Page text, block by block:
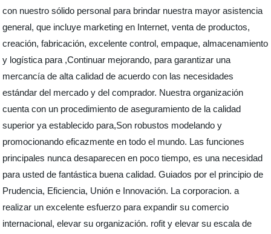
con nuestro sólido personal para brindar nuestra mayor asistencia
general, que incluye marketing en Internet, venta de productos,
creación, fabricación, excelente control, empaque, almacenamiento
y logística para ,Continuar mejorando, para garantizar una
mercancía de alta calidad de acuerdo con las necesidades
estándar del mercado y del comprador. Nuestra organización
cuenta con un procedimiento de aseguramiento de la calidad
superior ya establecido para,Son robustos modelando y
promocionando eficazmente en todo el mundo. Las funciones
principales nunca desaparecen en poco tiempo, es una necesidad
para usted de fantástica buena calidad. Guiados por el principio de
Prudencia, Eficiencia, Unión e Innovación. La corporacion. a
realizar un excelente esfuerzo para expandir su comercio
internacional, elevar su organización. rofit y elevar su escala de